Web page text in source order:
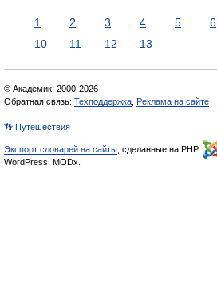
1 2 3 4 5 6
10
11 12 13
© Академик, 2000-2026
Обратная связь: Техподдержка Реклама на сайте
👣 Путешествия
Экспорт словарей на сайты , сделанные на PHP,
WordPress, MODx.